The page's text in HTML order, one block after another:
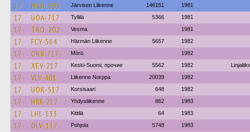
17 MCN-995 Järvisen Liikenne 146151 1981
17 UOA-717 Tyllilä 5366 1981
17 TRO-202 Vesma 1981
17 FCY-564 Härmän Liikenne 5657 1982
17 OKR-717 Mörö 1982
17 XEV-217 Keski-Suomi, прочие 5562 1982
17 VLV-401 Liikenne Norppa 20039 1982
17 UOK-517 Korsisaari 648 1982
17 HRR-217 Yhdysliikenne 862 1983
17 LHL-133 Kittilä 64 1983
17 OLV-117 Pohjola 5748 1983